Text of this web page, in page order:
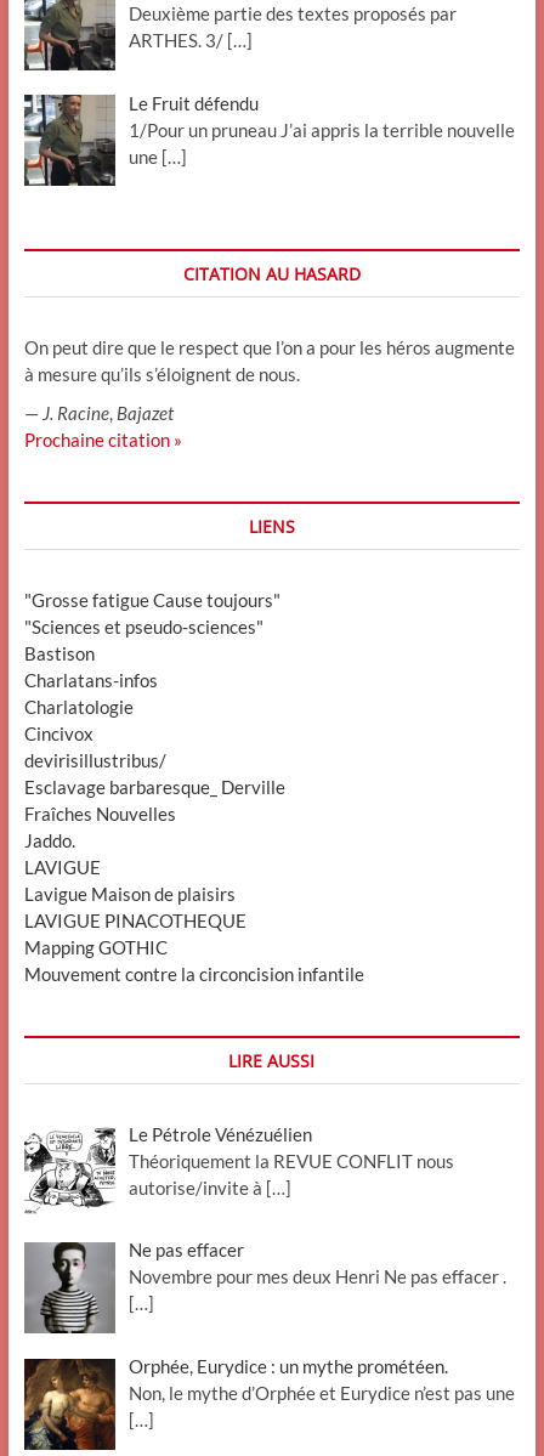
Deuxième partie des textes proposés par
ARTHES. 3/ […]
Le Fruit défendu
1/Pour un pruneau J’ai appris la terrible nouvelle
une […]
CITATION AU HASARD
On peut dire que le respect que l’on a pour les héros augmente
à mesure qu’ils s’éloignent de nous.
— J. Racine, Bajazet
Prochaine citation »
LIENS
"Grosse fatigue Cause toujours"
"Sciences et pseudo-sciences"
Bastison
Charlatans-infos
Charlatologie
Cincivox
devirisillustribus/
Esclavage barbaresque_ Derville
Fraîches Nouvelles
Jaddo.
LAVIGUE
Lavigue Maison de plaisirs
LAVIGUE PINACOTHEQUE
Mapping GOTHIC
Mouvement contre la circoncision infantile
LIRE AUSSI
Le Pétrole Vénézuélien
Théoriquement la REVUE CONFLIT nous
autorise/invite à […]
Ne pas effacer
Novembre pour mes deux Henri Ne pas effacer .
[…]
Orphée, Eurydice : un mythe prométéen.
Non, le mythe d’Orphée et Eurydice n’est pas une
[…]